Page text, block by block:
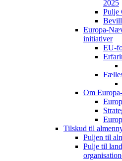
2025
Pulje
Europa-
initiativer
EU-
Om
Tilskud til
Puljen til
Pulje til